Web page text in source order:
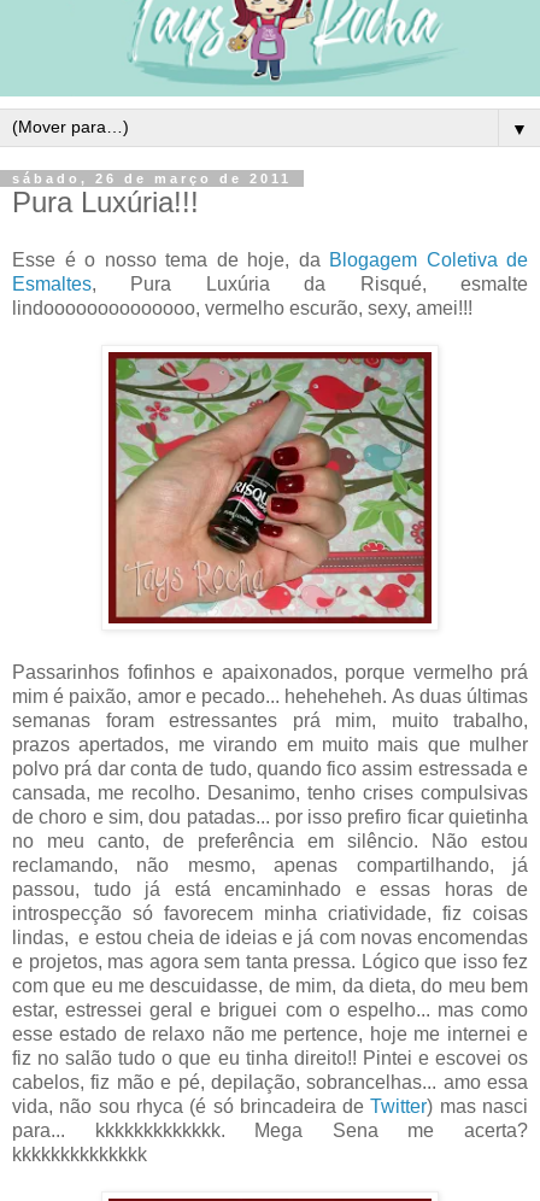
▼
sábado, 26 de março de 2011
Pura Luxúria!!!
Esse é o nosso tema de hoje, da Blogagem Coletiva de
Esmaltes, Pura Luxúria da Risqué, esmalte
lindoooooooooooooo, vermelho escurão, sexy, amei!!!
Passarinhos fofinhos e apaixonados, porque vermelho prá
mim é paixão, amor e pecado... heheheheh. As duas últimas
semanas foram estressantes prá mim, muito trabalho,
prazos apertados, me virando em muito mais que mulher
polvo prá dar conta de tudo, quando fico assim estressada e
cansada, me recolho. Desanimo, tenho crises compulsivas
de choro e sim, dou patadas... por isso prefiro ficar quietinha
no meu canto, de preferência em silêncio. Não estou
reclamando, não mesmo, apenas compartilhando, já
passou, tudo já está encaminhado e essas horas de
introspecção só favorecem minha criatividade, fiz coisas
lindas, e estou cheia de ideias e já com novas encomendas
e projetos, mas agora sem tanta pressa. Lógico que isso fez
com que eu me descuidasse, de mim, da dieta, do meu bem
estar, estressei geral e briguei com o espelho... mas como
esse estado de relaxo não me pertence, hoje me internei e
fiz no salão tudo o que eu tinha direito!! Pintei e escovei os
cabelos, fiz mão e pé, depilação, sobrancelhas... amo essa
vida, não sou rhyca (é só brincadeira deTwitter) mas nasci
para... kkkkkkkkkkkkk. Mega Sena me acerta?
kkkkkkkkkkkkkk